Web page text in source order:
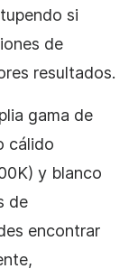
si
de
resultados.
gama de
cálido
y blanco
de
encontrar